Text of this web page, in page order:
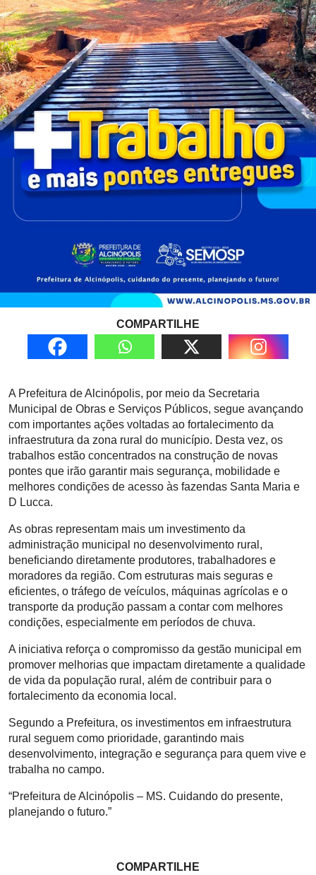
COMPARTILHE
A Prefeitura deAlcinópolis, por meio da Secretaria
Municipal de Obras e Serviços Públicos, segue avançando
com importantes ações voltadas ao fortalecimento da
infraestrutura da zona rural do município. Desta vez, os
trabalhos estão concentrados na construção de novas
pontes que irão garantir mais segurança, mobilidade e
melhores condições de acesso às fazendas Santa Maria e
D Lucca.
As obras representam mais um investimento da
administração municipal no desenvolvimento rural,
beneficiando diretamente produtores, trabalhadores e
moradores da região. Com estruturas mais seguras e
eficientes, o tráfego de veículos, máquinas agrícolas e o
transporte da produção passam a contar com melhores
condições, especialmente em períodos de chuva.
A iniciativa reforça o compromisso da gestão municipal em
promover melhorias que impactam diretamente a qualidade
de vida da população rural, além de contribuir para o
fortalecimento da economia local.
Segundo a Prefeitura, os investimentos em infraestrutura
rural seguem como prioridade, garantindo mais
desenvolvimento, integração e segurança para quem vive e
trabalha no campo.
“Prefeitura de Alcinópolis – MS. Cuidando do presente,
planejando o futuro.”
COMPARTILHE